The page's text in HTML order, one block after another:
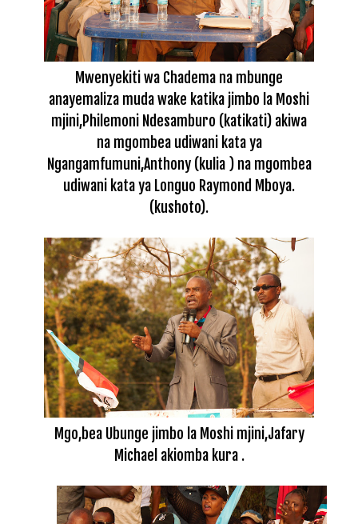
Mwenyekiti wa Chadema na mbunge
anayemaliza muda wake katika jimbo la Moshi
mjini,Philemoni Ndesamburo (katikati) akiwa
na mgombea udiwani kata ya
Ngangamfumuni,Anthony (kulia ) na mgombea
udiwani kata ya Longuo Raymond Mboya.
(kushoto).
Mgo,bea Ubunge jimbo la Moshi mjini,Jafary
Michael akiomba kura .